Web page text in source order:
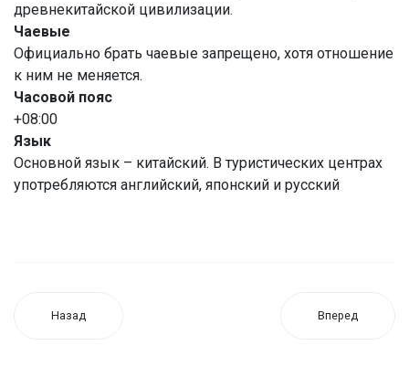
древнекитайской цивилизации.
Чаевые
Официально брать чаевые запрещено, хотя отношение
к ним не меняется.
Часовой пояс
+08:00
Язык
Основной язык – китайский. В туристических центрах
употребляются английский, японский и русский
Назад Вперед